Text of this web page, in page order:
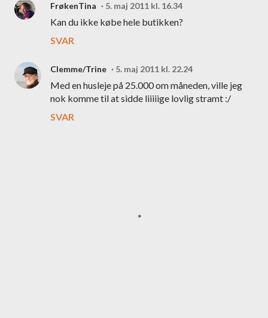
FrøkenTina 5. maj 2011 kl. 16.34
Kan du ikke købe hele butikken?
SVAR
Clemme/Trine 5. maj 2011 kl. 22.24
Med en husleje på 25.000 om måneden, ville jeg
nok komme til at sidde liiiiige lovlig stramt :/
SVAR